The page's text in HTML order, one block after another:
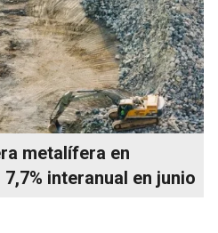
metalífera en
interanual en junio